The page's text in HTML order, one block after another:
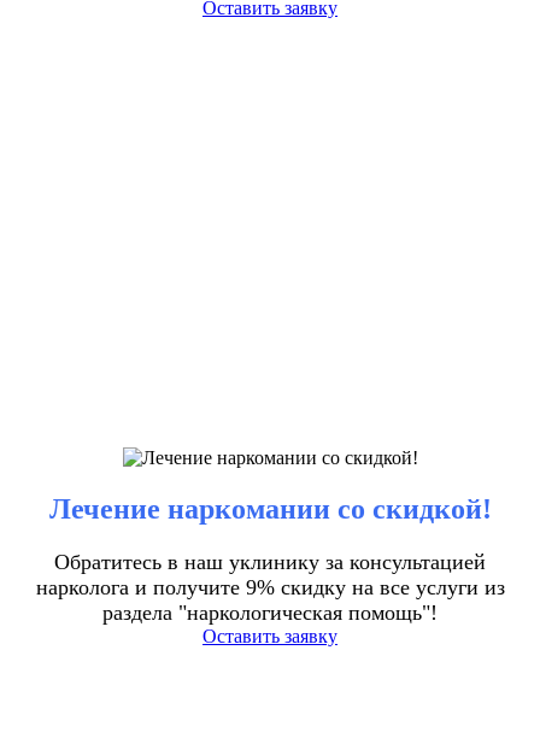
Оставить заявку
Лечение наркомании со скидкой!
Обратитесь в наш уклинику за консультацией
нарколога и получите 9% скидку на все услуги из
раздела "наркологическая помощь"!
Оставить заявку